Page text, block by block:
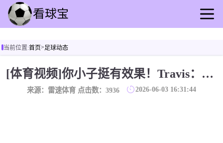
足球直播
篮球直播
足球回放
篮球录播
当前位置:首页>足球动态
[体育视频]你小子挺有效果！Travis：虽然亨利在我旁边，依然支持巴黎！
来源：雷速体育 点击数： 3936 2026-06-03 16:31:44